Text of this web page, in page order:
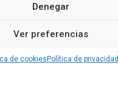
Denegar
Ver preferencias
de cookies Política de privacidad